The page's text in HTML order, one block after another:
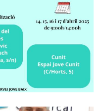
es
El Lleure!